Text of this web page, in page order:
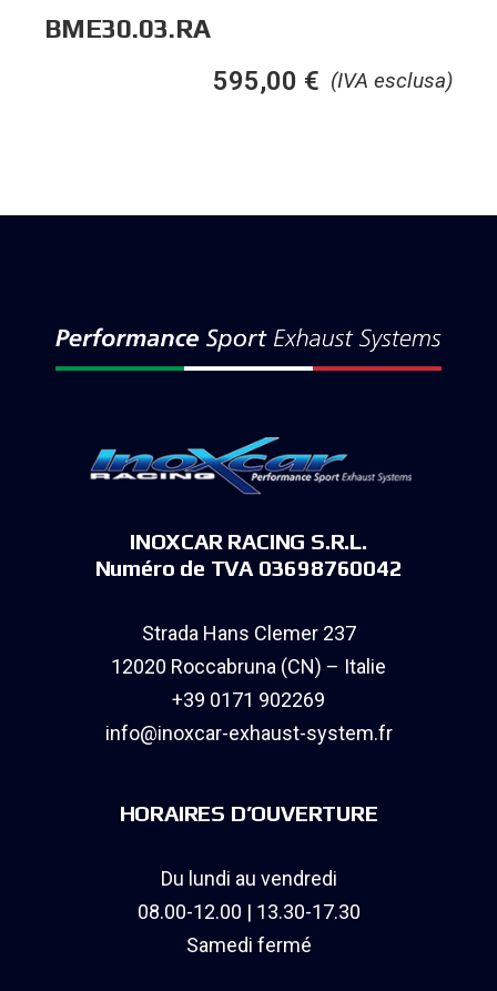
BME30.03.RA
(IVA esclusa)
595,00 €
INOXCAR RACING S.R.L.
Numéro de TVA 03698760042
Strada Hans Clemer 237
12020 Roccabruna (CN) – Italie
+39 0171 902269
info@inoxcar-exhaust-system.fr
HORAIRES D’OUVERTURE
Du lundi au vendredi
08.00-12.00 | 13.30-17.30
Samedi fermé